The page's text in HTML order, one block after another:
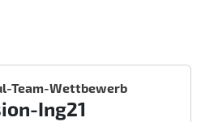
Team-Wettbewerb
Ing21